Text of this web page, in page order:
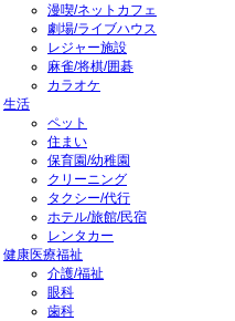
漫喫/ネットカフェ
劇場/ライブハウス
レジャー施設
麻雀/将棋/囲碁
カラオケ
生活
ペット
住まい
保育園/幼稚園
クリーニング
タクシー/代行
ホテル/旅館/民宿
レンタカー
健康医療福祉
介護/福祉
眼科
歯科